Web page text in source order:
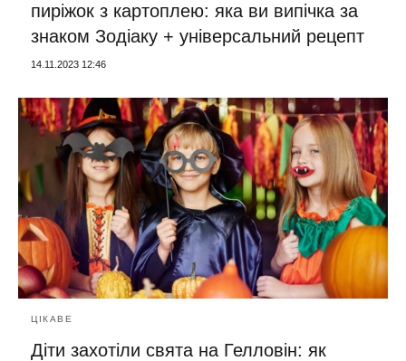
пиріжок з картоплею: яка ви випічка за
знаком Зодіаку + універсальний рецепт
14.11.2023 12:46
ЦІКАВЕ
Діти захотіли свята на Гелловін: як